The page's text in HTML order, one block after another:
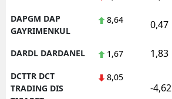
DAPGM DAP
GAYRIMENKUL
8,64 0,47
DARDL DARDANEL 1,67 1,83
DCTTR DCT
TRADING DIS
8,05
-4,62